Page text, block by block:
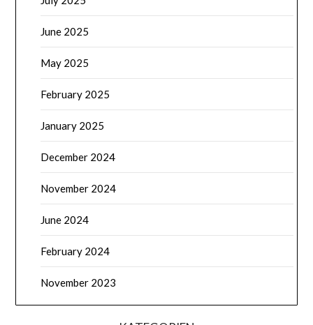
June 2025
May 2025
February 2025
January 2025
December 2024
November 2024
June 2024
February 2024
November 2023